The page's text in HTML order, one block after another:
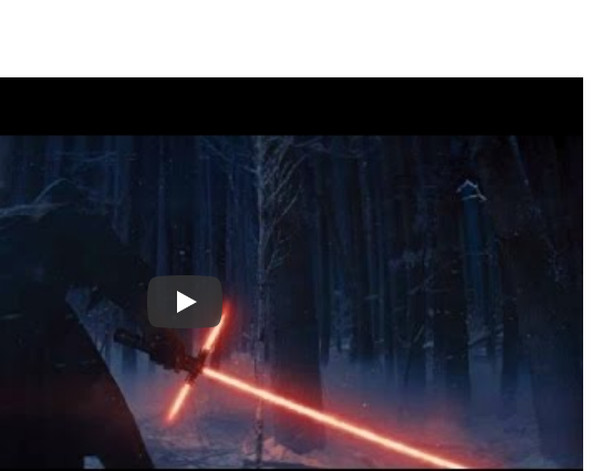
Play